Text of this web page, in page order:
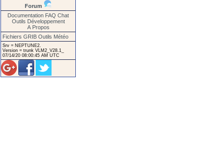
Forum
Documentation FAQ Chat
Outils Développement
A Propos
Fichiers GRIB Outils Météo
Srv = NEPTUNE2.
Version = trunk VLM2_V28.1_
07/14/20 08:00:45 AM UTC